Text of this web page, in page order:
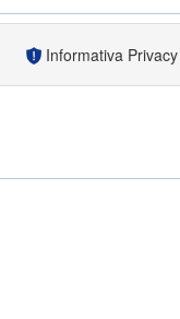
Informativa Privacy